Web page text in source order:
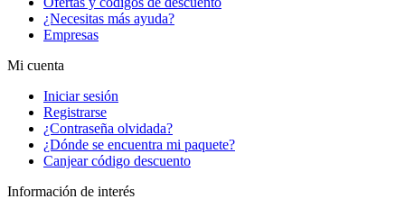
¿Necesitas más ayuda?
Empresas
Mi cuenta
Iniciar sesión
Registrarse
¿Contraseña olvidada?
¿Dónde se encuentra mi paquete?
Canjear código descuento
Información de interés